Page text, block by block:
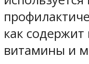
как
витамины и